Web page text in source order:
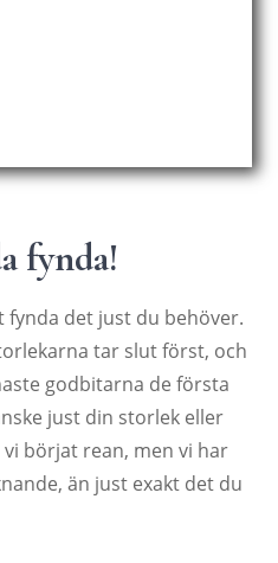
fynda!
det just du behöver.
tar slut först, och
godbitarna de första
just din storlek eller
börjat rean, men vi har
än just exakt det du